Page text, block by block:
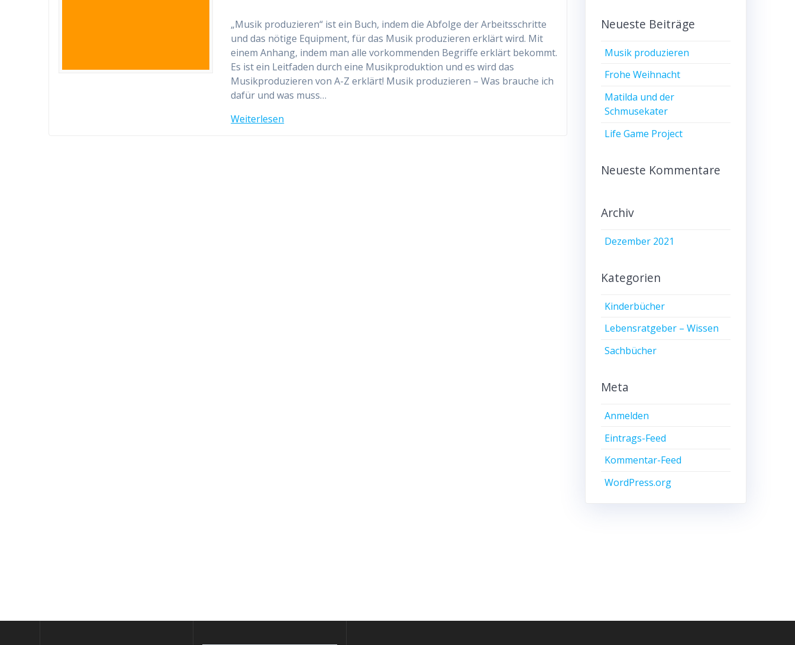
„Musik produzieren“ ist ein Buch, indem die Abfolge der Arbeitsschritte
und das nötige Equipment, für das Musik produzieren erklärt wird. Mit
einem Anhang, indem man alle vorkommenden Begriffe erklärt bekommt.
Es ist ein Leitfaden durch eine Musikproduktion und es wird das
Musikproduzieren von A-Z erklärt! Musik produzieren – Was brauche ich
dafür und was muss…
Weiterlesen
Neueste Beiträge
Musik produzieren
Frohe Weihnacht
Matilda und der
Schmusekater
Life Game Project
Neueste Kommentare
Archiv
Dezember 2021
Kategorien
Kinderbücher
Lebensratgeber – Wissen
Sachbücher
Meta
Anmelden
Eintrags-Feed
Kommentar-Feed
WordPress.org